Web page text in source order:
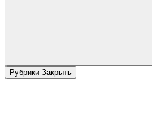
Рубрики Закрыть